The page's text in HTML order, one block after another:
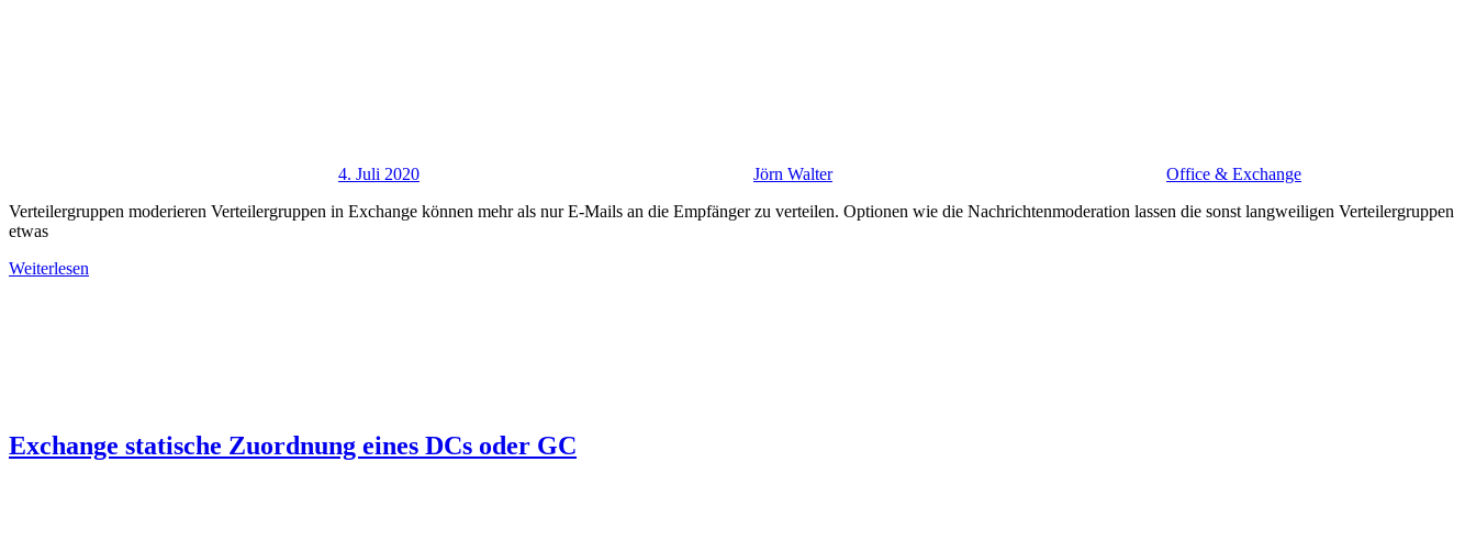
4. Juli 2020 Jörn Walter
Office & Exchange
Verteilergruppen moderieren Verteilergruppen in Exchange können mehr als nur E-Mails an die Empfänger zu verteilen. Optionen wie die Nachrichtenmoderation lassen die sonst langweiligen Verteilergruppen
etwas
Weiterlesen
Exchange statische Zuordnung eines DCs oder GC